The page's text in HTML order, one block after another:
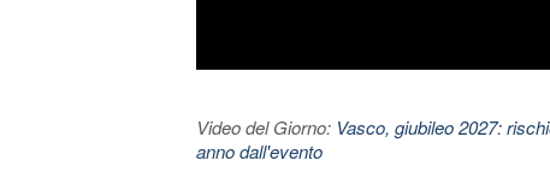
Video del Giorno: Vasco, giubileo 2027:
anno dall'evento